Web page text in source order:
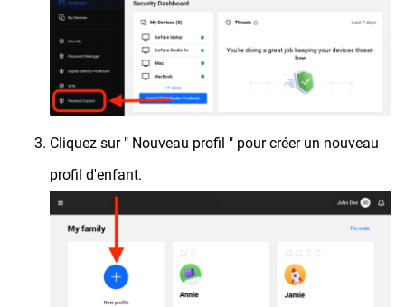
Cliquez sur " Nouveau profil " pour créer un nouveau
profil d'enfant.